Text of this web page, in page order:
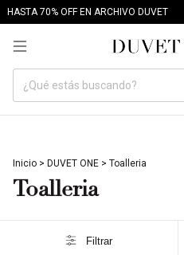
HASTA 70% OFF EN ARCHIVO DUVET
Inicio > DUVET ONE > Toalleria
Toalleria
Filtrar